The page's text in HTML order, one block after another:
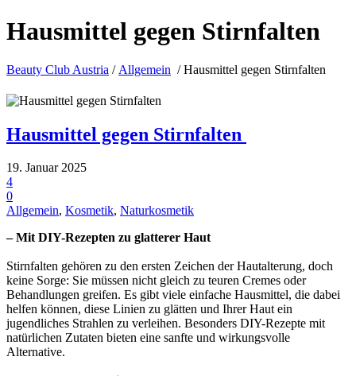
Hausmittel gegen Stirnfalten
Beauty Club Austria / Allgemein /Hausmittel gegen Stirnfalten
Hausmittel gegen Stirnfalten
19. Januar 2025
4
0
Allgemein, Kosmetik, Naturkosmetik
– Mit DIY-Rezepten zu glatterer Haut
Stirnfalten gehören zu den ersten Zeichen der Hautalterung, doch
keine Sorge: Sie müssen nicht gleich zu teuren Cremes oder
Behandlungen greifen. Es gibt viele einfache Hausmittel, die dabei
helfen können, diese Linien zu glätten und Ihrer Haut ein
jugendliches Strahlen zu verleihen. Besonders DIY-Rezepte mit
natürlichen Zutaten bieten eine sanfte und wirkungsvolle
Alternative.